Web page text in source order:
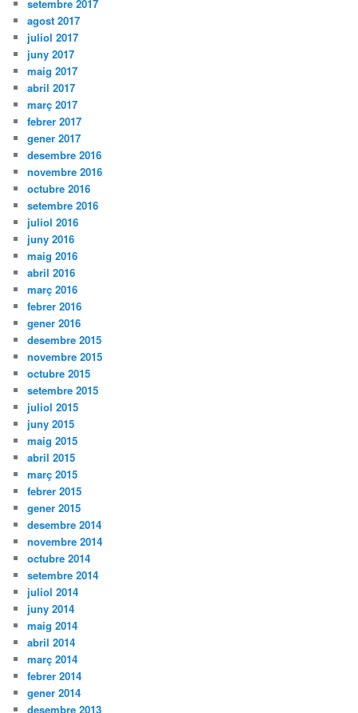
setembre 2017
agost 2017
juliol 2017
juny 2017
maig 2017
abril 2017
març 2017
febrer 2017
gener 2017
desembre 2016
novembre 2016
octubre 2016
setembre 2016
juliol 2016
juny 2016
maig 2016
abril 2016
març 2016
febrer 2016
gener 2016
desembre 2015
novembre 2015
octubre 2015
setembre 2015
juliol 2015
juny 2015
maig 2015
abril 2015
març 2015
febrer 2015
gener 2015
desembre 2014
novembre 2014
octubre 2014
setembre 2014
juliol 2014
juny 2014
maig 2014
abril 2014
març 2014
febrer 2014
gener 2014
desembre 2013